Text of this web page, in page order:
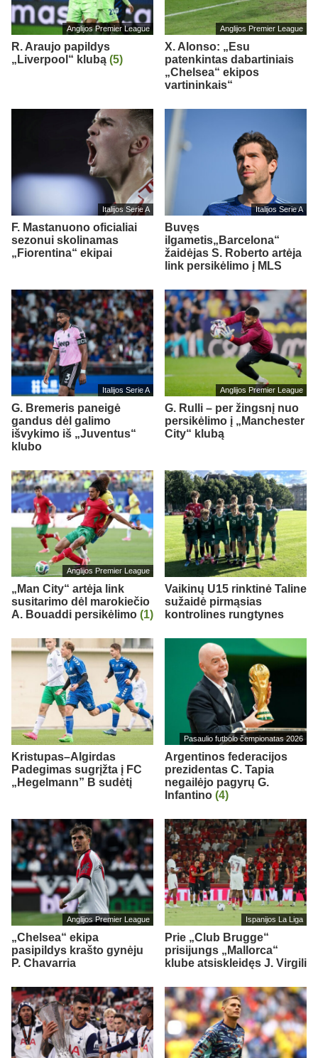
Anglijos Premier League
R. Araujo papildys
„Liverpool“ klubą (5)
Anglijos Premier League
X. Alonso: „Esu
patenkintas dabartiniais
„Chelsea“ ekipos
vartininkais“
Italijos Serie A
F. Mastanuono oficialiai
sezonui skolinamas
„Fiorentina“ ekipai
Italijos Serie A
Buvęs
ilgametis„Barcelona“
žaidėjas S. Roberto artėja
link persikėlimo į MLS
Italijos Serie A
G. Bremeris paneigė
gandus dėl galimo
išvykimo iš „Juventus“
klubo
Anglijos Premier League
G. Rulli – per žingsnį nuo
persikėlimo į „Manchester
City“ klubą
Anglijos Premier League
„Man City“ artėja link
susitarimo dėl marokiečio
A. Bouaddi persikėlimo (1)
Vaikinų U15 rinktinė Taline
sužaidė pirmąsias
kontrolines rungtynes
Kristupas–Algirdas
Padegimas sugrįžta į FC
„Hegelmann” B sudėtį
Pasaulio futbolo čempionatas 2026
Argentinos federacijos
prezidentas C. Tapia
negailėjo pagyrų G.
Infantino (4)
Anglijos Premier League
„Chelsea“ ekipa
pasipildys krašto gynėju
P. Chavarria
Ispanijos La Liga
Prie „Club Brugge“
prisijungs „Mallorca“
klube atsiskleidęs J. Virgili